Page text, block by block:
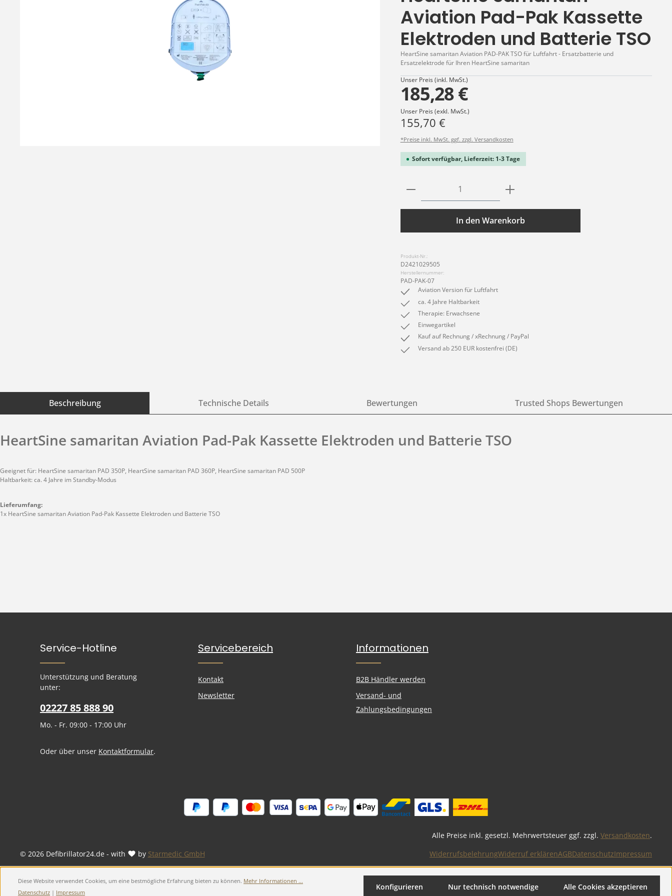
Aviation Pad-Pak Kassette
Elektroden und Batterie TSO
HeartSine samaritan Aviation PAD-PAK TSO für Luftfahrt - Ersatzbatterie und
Ersatzelektrode für Ihren HeartSine samaritan
Unser Preis (inkl. MwSt.)
185,28 €
Unser Preis (exkl. MwSt.)
155,70 €
*Preise inkl. MwSt. ggf. zzgl. Versandkosten
Sofort verfügbar, Lieferzeit: 1-3 Tage
Produkt Anzahl: Gib den gewünschten Wert
In den Warenkorb
Produkt-Nr.:
D2421029505
Herstellernummer:
PAD-PAK-07
Aviation Version für Luftfahrt
ca. 4 Jahre Haltbarkeit
Therapie: Erwachsene
Einwegartikel
Kauf auf Rechnung / xRechnung / PayPal
Versand ab 250 EUR kostenfrei (DE)
Beschreibung Technische Details Bewertungen Trusted Shops Bewertungen
HeartSine samaritan Aviation Pad-Pak Kassette Elektroden und Batterie TSO
Geeignet für: HeartSine samaritan PAD 350P, HeartSine samaritan PAD 360P, HeartSine samaritan PAD 500P
Haltbarkeit: ca. 4 Jahre im Standby-Modus
Lieferumfang:
1x HeartSine samaritan Aviation Pad-Pak Kassette Elektroden und Batterie TSO
Service-Hotline
Unterstützung und Beratung
unter:
02227 85 888 90
Mo. - Fr. 09:00 - 17:00 Uhr
Oder über unser Kontaktformular.
Servicebereich
Kontakt
Newsletter
Informationen
B2B Händler werden
Versand- und
Zahlungsbedingungen
Alle Preise inkl. gesetzl. Mehrwertsteuer ggf. zzgl. Versandkosten.
© 2026 Defibrillator24.de - with
by Starmedic GmbH WiderrufsbelehrungWiderruf erklärenAGBDatenschutzImpressum
Diese Website verwendet Cookies, um eine bestmögliche Erfahrung bieten zu können. Mehr Informationen ...
Datenschutz | Impressum
Nur technisch notwendige
Konfigurieren Alle Cookies akzeptieren